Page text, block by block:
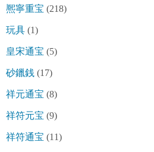
熈寧重宝 (218)
玩具 (1)
皇宋通宝 (5)
砂鑞銭 (17)
祥元通宝 (8)
祥符元宝 (9)
祥符通宝 (11)